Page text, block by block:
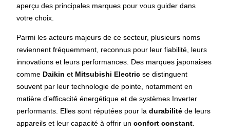
aperçu des principales marques pour vous guider dans
votre choix.
Parmi les acteurs majeurs de ce secteur, plusieurs noms
reviennent fréquemment, reconnus pour leur fiabilité, leurs
innovations et leurs performances. Des marques japonaises
comme Daikin et Mitsubishi Electric se distinguent
souvent par leur technologie de pointe, notamment en
matière d’efficacité énergétique et de systèmes Inverter
performants. Elles sont réputées pour ladurabilité de leurs
appareils et leur capacité à offrir unconfort constant